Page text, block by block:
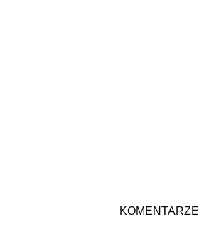
KOMENTARZE